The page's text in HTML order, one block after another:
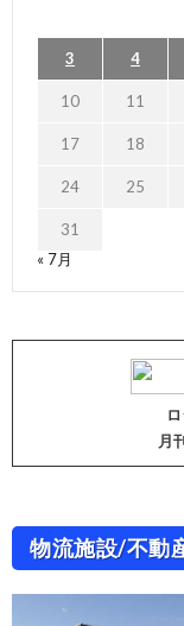
3 4
10 11
17 18
24 25
31
« 7月
月
物流施設/不動